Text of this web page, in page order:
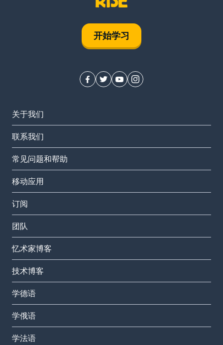
开始学习
关于我们
联系我们
常见问题和帮助
移动应用
订阅
团队
忆术家博客
技术博客
学德语
学俄语
学法语